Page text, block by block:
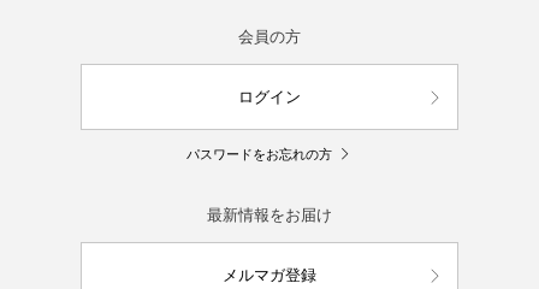
会員の方
ログイン
パスワードをお忘れの方
最新情報をお届け
メルマガ登録